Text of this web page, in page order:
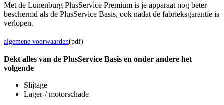
Met de Lunenburg PlusService Premium is je apparaat nog beter
beschermd als de PlusService Basis, ook nadat de fabrieksgarantie is
verlopen.
algemene voorwaarden(pdf)
Dekt alles van de PlusService Basis en onder andere het
volgende
Slijtage
Lager-/ motorschade